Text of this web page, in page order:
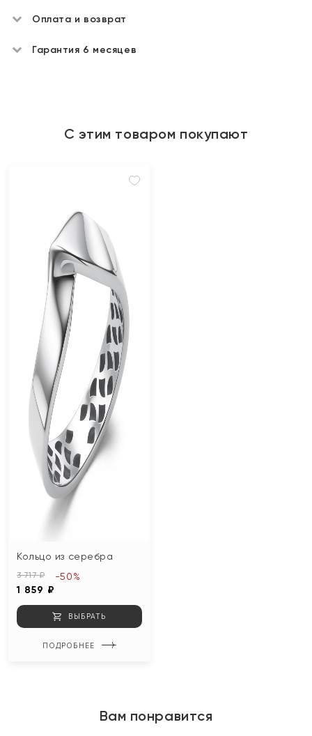
Оплата и возврат
Гарантия 6 месяцев
С этим товаром покупают
Кольцо из серебра
3 717 ₽
1 859 ₽
-50%
ВЫБРАТЬ
ПОДРОБНЕЕ
Вам понравится